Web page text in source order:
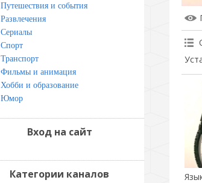
Путешествия и события
Развлечения
Сериалы
Спорт
Транспорт
Фильмы и анимация
Хобби и образование
Юмор
Вход на сайт
Категории каналов